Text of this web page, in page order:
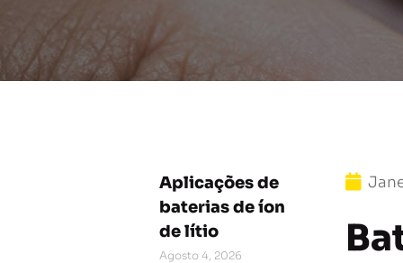
Aplicações de
baterias de íon
de lítio
Agosto 4, 2026